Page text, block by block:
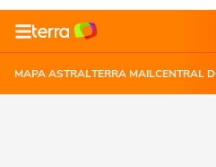
MAPA ASTRALTERRA MAILCENTRAL